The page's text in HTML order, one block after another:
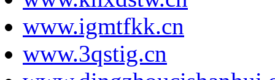
www.igmtfkk.cn
www.3qstig.cn